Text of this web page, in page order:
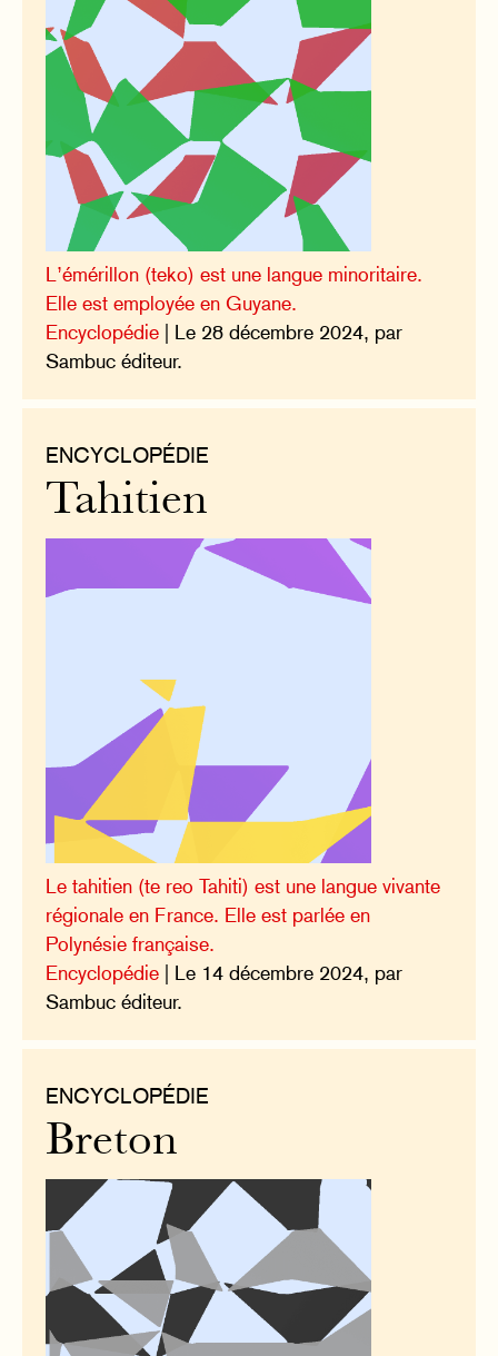
L’émérillon (teko) est une langue minoritaire.
Elle est employée en Guyane.
Encyclopédie | Le 28 décembre 2024, par
Sambuc éditeur.
ENCYCLOPÉDIE
Tahitien
Le tahitien (te reo Tahiti) est une langue vivante
régionale en France. Elle est parlée en
Polynésie française.
Encyclopédie | Le 14 décembre 2024, par
Sambuc éditeur.
ENCYCLOPÉDIE
Breton